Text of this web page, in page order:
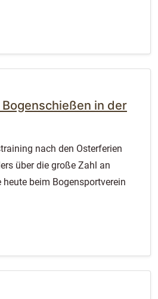
in der
nach den Osterferien
über die große Zahl an
heute beim Bogensportverein